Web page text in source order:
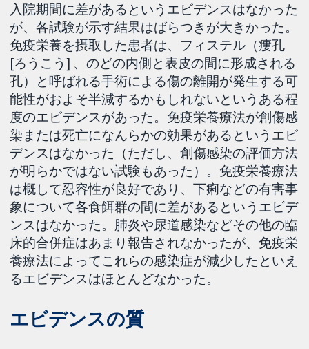
入院期間に差があるというエビデンスはなかった
が、各試験が示す結果はばらつきが大きかった。
免疫栄養を摂取した患者は、フィステル（瘻孔
[ろうこう] 、のどの内側と表皮の間に形成される
孔）と呼ばれる手術による傷の離開が発生する可
能性がおよそ半減するかもしれないというある程
度のエビデンスがあった。免疫栄養療法が創傷感
染または死亡になんらかの効果があるというエビ
デンスはなかった（ただし、創傷感染の評価方法
が明らかではない試験もあった）。免疫栄養療法
は概して忍容性が良好であり、下痢などの有害事
象について各食餌群の間に差があるというエビデ
ンスはなかった。肺炎や尿道感染などその他の臨
床的合併症はあまり報告されなかったが、免疫栄
養療法によってこれらの感染症が減少したといえ
るエビデンスはほとんどなかった。
エビデンスの質